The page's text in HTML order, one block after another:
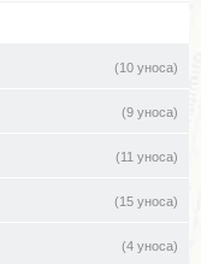
(10 уноса)
(9 уноса)
(11 уноса)
(15 уноса)
(4 уноса)